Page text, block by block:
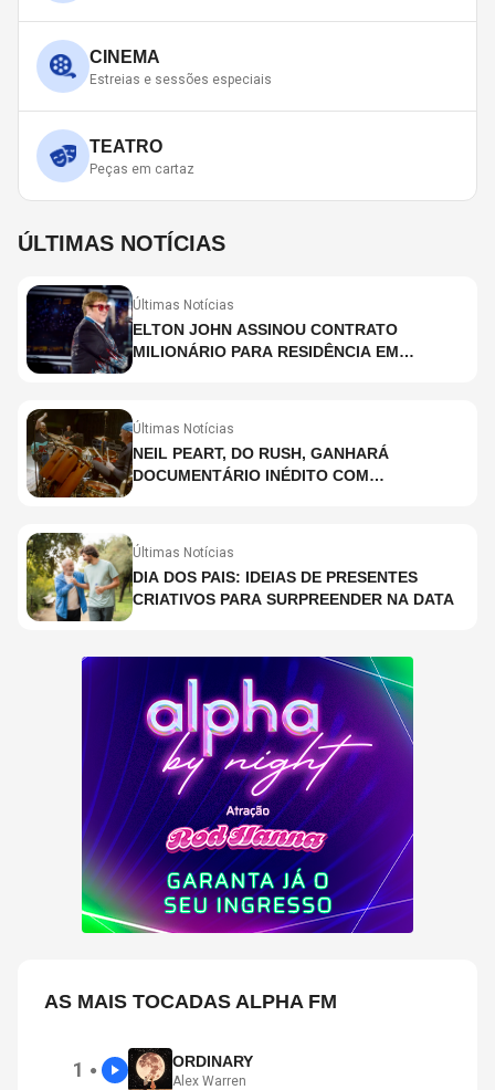
CINEMA
Estreias e sessões especiais
TEATRO
Peças em cartaz
ÚLTIMAS NOTÍCIAS
Últimas Notícias
ELTON JOHN ASSINOU CONTRATO
MILIONÁRIO PARA RESIDÊNCIA EM
Últimas Notícias
NEIL PEART, DO RUSH, GANHARÁ
DOCUMENTÁRIO INÉDITO COM
Últimas Notícias
DIA DOS PAIS: IDEIAS DE PRESENTES
CRIATIVOS PARA SURPREENDER NA DATA
AS MAIS TOCADAS ALPHA FM
1 ● ORDINARY
Alex Warren